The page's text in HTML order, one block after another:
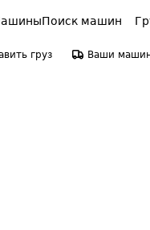
Поиск машин
груз Ваши